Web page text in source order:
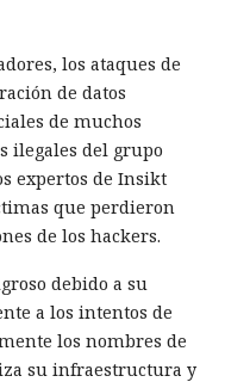
los ataques de
de datos
de muchos
ilegales del grupo
expertos de Insikt
que perdieron
de los hackers.
debido a su
a los intentos de
los nombres de
su infraestructura y